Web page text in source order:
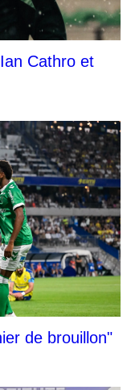
Cathro et
de brouillon"